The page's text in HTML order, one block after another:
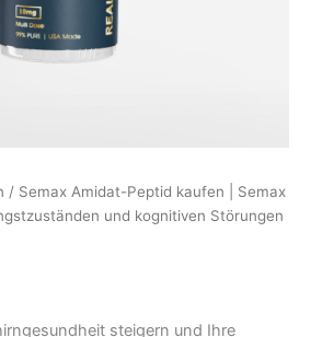
/ Semax Amidat-Peptid kaufen | Semax
und kognitiven Störungen
steigern und Ihre